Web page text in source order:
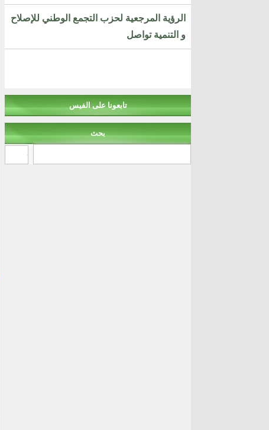
الرؤية المرجعية لحزب التجمع الوطني للإصلاح
و التنمية تواصل
تابعونا على الفيس
بحث